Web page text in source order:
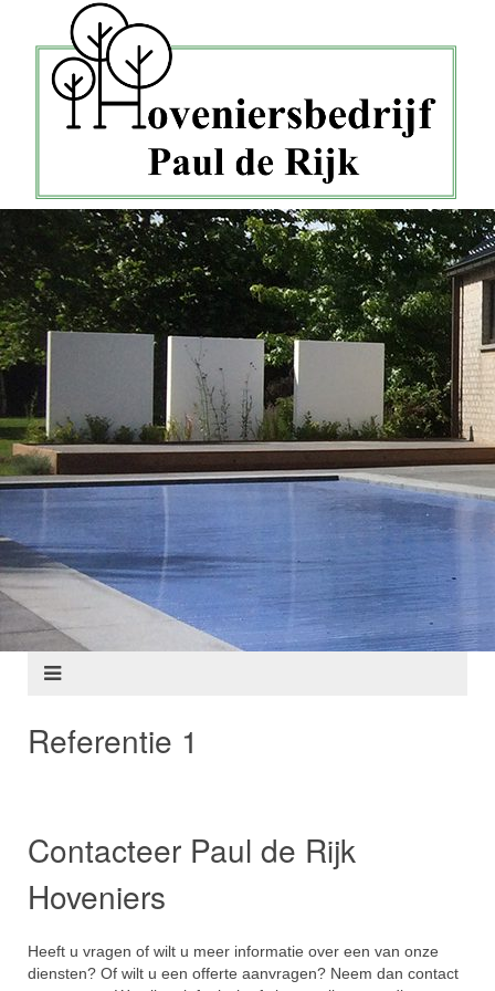
Referentie 1
Contacteer Paul de Rijk
Hoveniers
Heeft u vragen of wilt u meer informatie over een van onze
diensten? Of wilt u een offerte aanvragen? Neem dan contact